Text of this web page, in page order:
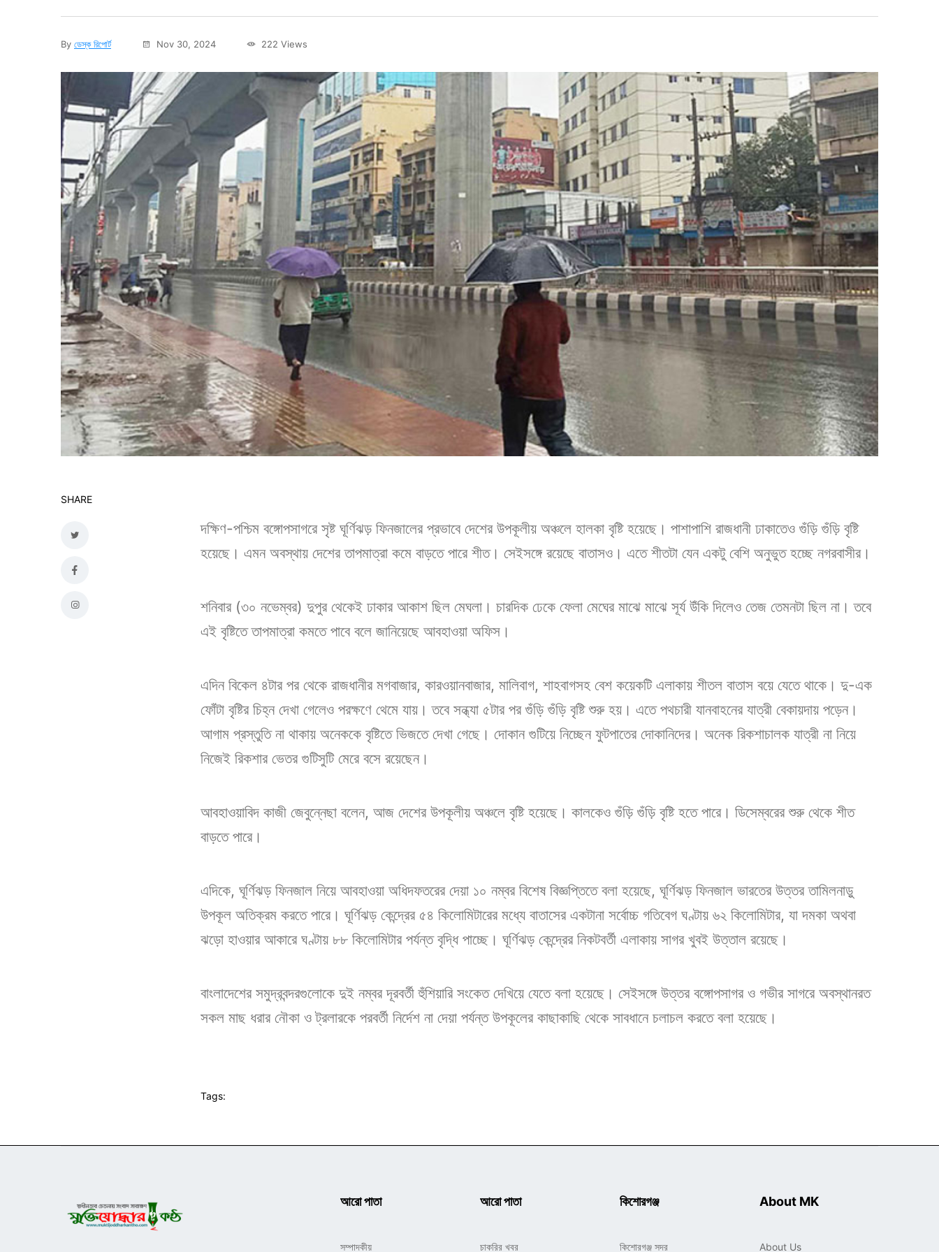
By ডেস্ক রিপোর্ট Nov 30, 2024 222 Views
SHARE
দক্ষিণ-পশ্চিম বঙ্গোপসাগরে সৃষ্ট ঘূর্ণিঝড় ফিনজালের প্রভাবে দেশের উপকূলীয় অঞ্চলে হালকা বৃষ্টি হয়েছে। পাশাপাশি রাজধানী ঢাকাতেও গুঁড়ি গুঁড়ি বৃষ্টি
হয়েছে। এমন অবস্থায় দেশের তাপমাত্রা কমে বাড়তে পারে শীত। সেইসঙ্গে রয়েছে বাতাসও। এতে শীতটা যেন একটু বেশি অনুভুত হচ্ছে নগরবাসীর।
শনিবার (৩০ নভেম্বর) দুপুর থেকেই ঢাকার আকাশ ছিল মেঘলা। চারদিক ঢেকে ফেলা মেঘের মাঝে মাঝে সূর্য উঁকি দিলেও তেজ তেমনটা ছিল না। তবে
এই বৃষ্টিতে তাপমাত্রা কমতে পাবে বলে জানিয়েছে আবহাওয়া অফিস।
এদিন বিকেল ৪টার পর থেকে রাজধানীর মগবাজার, কারওয়ানবাজার, মালিবাগ, শাহবাগসহ বেশ কয়েকটি এলাকায় শীতল বাতাস বয়ে যেতে থাকে। দু-এক
ফোঁটা বৃষ্টির চিহ্ন দেখা গেলেও পরক্ষণে থেমে যায়। তবে সন্ধ্যা ৫টার পর গুঁড়ি গুঁড়ি বৃষ্টি শুরু হয়। এতে পথচারী যানবাহনের যাত্রী বেকায়দায় পড়েন।
আগাম প্রস্তুতি না থাকায় অনেককে বৃষ্টিতে ভিজতে দেখা গেছে। দোকান গুটিয়ে নিচ্ছেন ফুটপাতের দোকানিদের। অনেক রিকশাচালক যাত্রী না নিয়ে
নিজেই রিকশার ভেতর গুটিসুটি মেরে বসে রয়েছেন।
আবহাওয়াবিদ কাজী জেবুন্নেছা বলেন, আজ দেশের উপকূলীয় অঞ্চলে বৃষ্টি হয়েছে। কালকেও গুঁড়ি গুঁড়ি বৃষ্টি হতে পারে। ডিসেম্বরের শুরু থেকে শীত
বাড়তে পারে।
এদিকে, ঘূর্ণিঝড় ফিনজাল নিয়ে আবহাওয়া অধিদফতরের দেয়া ১০ নম্বর বিশেষ বিজ্ঞপ্তিতে বলা হয়েছে, ঘূর্ণিঝড় ফিনজাল ভারতের উত্তর তামিলনাড়ু
উপকূল অতিক্রম করতে পারে। ঘূর্ণিঝড় কেন্দ্রের ৫৪ কিলোমিটারের মধ্যে বাতাসের একটানা সর্বোচ্চ গতিবেগ ঘণ্টায় ৬২ কিলোমিটার, যা দমকা অথবা
ঝড়ো হাওয়ার আকারে ঘণ্টায় ৮৮ কিলোমিটার পর্যন্ত বৃদ্ধি পাচ্ছে। ঘূর্ণিঝড় কেন্দ্রের নিকটবর্তী এলাকায় সাগর খুবই উত্তাল রয়েছে।
বাংলাদেশের সমুদ্রবন্দরগুলোকে দুই নম্বর দূরবর্তী হুঁশিয়ারি সংকেত দেখিয়ে যেতে বলা হয়েছে। সেইসঙ্গে উত্তর বঙ্গোপসাগর ও গভীর সাগরে অবস্থানরত
সকল মাছ ধরার নৌকা ও ট্রলারকে পরবর্তী নির্দেশ না দেয়া পর্যন্ত উপকূলের কাছাকাছি থেকে সাবধানে চলাচল করতে বলা হয়েছে।
Tags:
আরো পাতা
সম্পাদকীয়
আরো পাতা
চাকরির খবর
কিশোরগঞ্জ
কিশোরগঞ্জ সদর
About MK
About Us